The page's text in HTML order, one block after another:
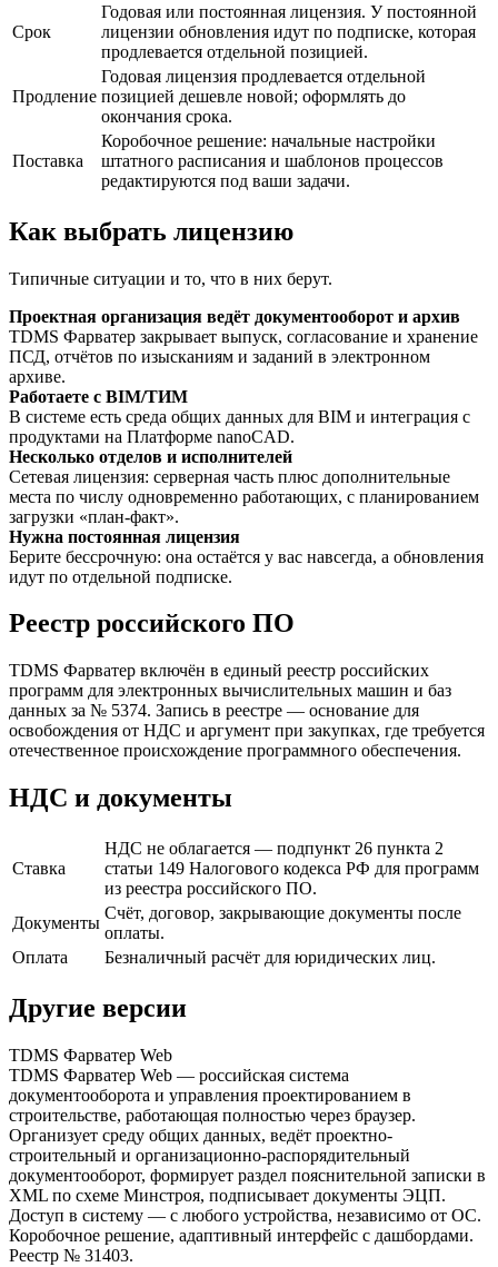
Срок
Годовая или постоянная лицензия. У постоянной
лицензии обновления идут по подписке, которая
продлевается отдельной позицией.
Продление
Годовая лицензия продлевается отдельной
позицией дешевле новой; оформлять до
окончания срока.
Поставка
Коробочное решение: начальные настройки
штатного расписания и шаблонов процессов
редактируются под ваши задачи.
Как выбрать лицензию
Типичные ситуации и то, что в них берут.
Проектная организация ведёт документооборот и архив
TDMS Фарватер закрывает выпуск, согласование и хранение
ПСД, отчётов по изысканиям и заданий в электронном
архиве.
Работаете с BIM/ТИМ
В системе есть среда общих данных для BIM и интеграция с
продуктами на Платформе nanoCAD.
Несколько отделов и исполнителей
Сетевая лицензия: серверная часть плюс дополнительные
места по числу одновременно работающих, с планированием
загрузки «план-факт».
Нужна постоянная лицензия
Берите бессрочную: она остаётся у вас навсегда, а обновления
идут по отдельной подписке.
Реестр российского ПО
TDMS Фарватер включён в единый реестр российских
программ для электронных вычислительных машин и баз
данных за № 5374. Запись в реестре — основание для
освобождения от НДС и аргумент при закупках, где требуется
отечественное происхождение программного обеспечения.
НДС и документы
Ставка
НДС не облагается — подпункт 26 пункта 2
статьи 149 Налогового кодекса РФ для программ
из реестра российского ПО.
Документы
Счёт, договор, закрывающие документы после
оплаты.
Оплата
Безналичный расчёт для юридических лиц.
Другие версии
TDMS Фарватер Web
TDMS Фарватер Web — российская система
документооборота и управления проектированием в
строительстве, работающая полностью через браузер.
Организует среду общих данных, ведёт проектно-
строительный и организационно-распорядительный
документооборот, формирует раздел пояснительной записки в
XML по схеме Минстроя, подписывает документы ЭЦП.
Доступ в систему — с любого устройства, независимо от ОС.
Коробочное решение, адаптивный интерфейс с дашбордами.
Реестр № 31403.